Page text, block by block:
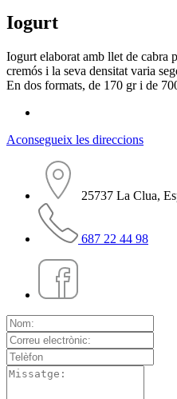
Iogurt
Iogurt elaborat amb llet de cabra
cremós i la seva densitat varia
En dos formats, de 170 gr i de
Aconsegueix les direccions
25737 La Clua,
687 22 44 98